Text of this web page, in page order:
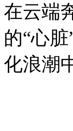
在云端
的“心
化浪潮